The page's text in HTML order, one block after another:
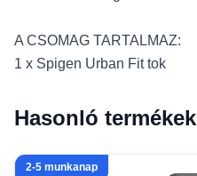
A CSOMAG TARTALMAZ:
1 x Spigen Urban Fit tok
Hasonló termékek
2-5 munkanap